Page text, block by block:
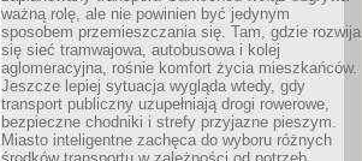
ważną rolę, ale nie powinien być jedynym
sposobem przemieszczania się. Tam, gdzie rozwija
się sieć tramwajowa, autobusowa i kolej
aglomeracyjna, rośnie komfort życia mieszkańców.
Jeszcze lepiej sytuacja wygląda wtedy, gdy
transport publiczny uzupełniają drogi rowerowe,
bezpieczne chodniki i strefy przyjazne pieszym.
Miasto inteligentne zachęca do wyboru różnych